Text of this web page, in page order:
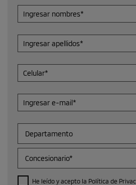
He leído y acepto la Política de